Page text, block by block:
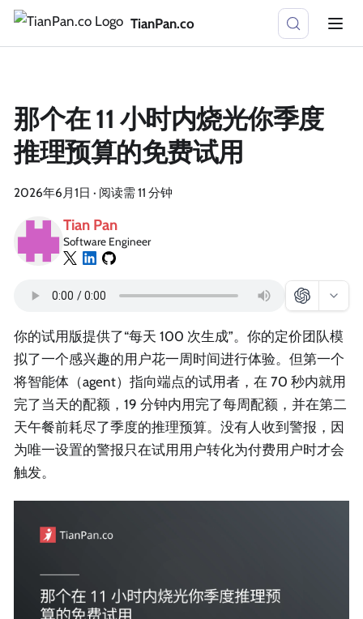
TianPan.co
那个在 11 小时内烧光你季度
推理预算的免费试用
2026年6月1日 · 阅读需 11 分钟
Tian Pan
Software Engineer
你的试用版提供了“每天 100 次生成”。你的定价团队模
拟了一个感兴趣的用户花一周时间进行体验。但第一个
将智能体（agent）指向端点的试用者，在 70 秒内就用
完了当天的配额，19 分钟内用完了每周配额，并在第二
天午餐前耗尽了季度的推理预算。没有人收到警报，因
为唯一设置的警报只在试用用户转化为付费用户时才会
触发。